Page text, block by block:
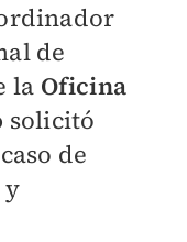
de
la Oficina
solicitó
de
y